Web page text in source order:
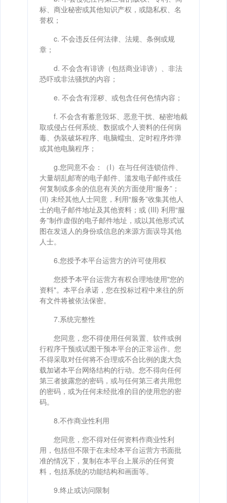
标、商业秘密或其他知识产权，或隐私权、名
誉权；
c. 不会违反任何法律、法规、条例或规
章；
d. 不会含有诽谤（包括商业诽谤）、非法
恐吓或非法骚扰的内容；
e. 不会含有淫秽、或包含任何色情内容；
f. 不会含有蓄意毁坏、恶意干扰、秘密地截
取或侵占任何系统、数据或个人资料的任何病
毒、伪装破坏程序、电脑蠕虫、定时程序炸弹
或其他电脑程序；
g.您同意不会：（I）在与任何连锁信件、
大量胡乱邮寄的电子邮件、滥发电子邮件或任
何复制或多余的信息有关的方面使用“服务”；
(II) 未经其他人士同意，利用“服务”收集其他人
士的电子邮件地址及其他资料；或 (III) 利用“服
务”制作虚假的电子邮件地址，或以其他形式试
图在发送人的身份或信息的来源方面误导其他
人士。
6.您授予本平台运营方的许可使用权
您授予本平台运营方有权合理地使用"您的
资料"。本平台承诺，您在投标过程中来往的所
有文件将被依法保密。
7.系统完整性
您同意，您不得使用任何装置、软件或例
行程序干预或试图干预本平台的正常运作。您
不得采取对任何将不合理或不合比例的庞大负
载加诸本平台网络结构的行动。您不得向任何
第三者披露您的密码，或与任何第三者共用您
的密码，或为任何未经批准的目的使用您的密
码。
8.不作商业性利用
您同意，您不得对任何资料作商业性利
用，包括但不限于在未经本平台运营方书面批
准的情况下，复制在本平台上展示的任何资
料，包括系统的功能结构和画面等。
9.终止或访问限制